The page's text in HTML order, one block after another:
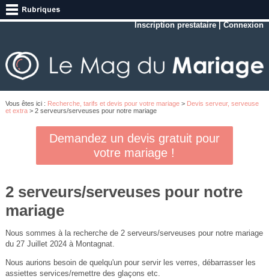
Inscription prestataire |Connexion
Vous êtes ici : Recherche, tarifs et devis pour votre mariage> Devis serveur, serveuse
et extra> 2 serveurs/serveuses pour notre mariage
Demandez un devis gratuit pour
votre mariage !
2 serveurs/serveuses pour notre
mariage
Nous sommes à la recherche de 2 serveurs/serveuses pour notre mariage
du 27 Juillet 2024 à Montagnat.
Nous aurions besoin de quelqu'un pour servir les verres, débarrasser les
assiettes services/remettre des glaçons etc.